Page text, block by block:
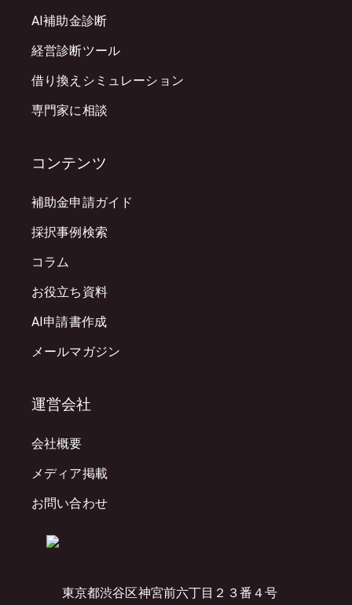
東京都渋谷区神宮前六丁目２３番４号
AI補助金診断
経営診断ツール
借り換えシミュレーション
専門家に相談
コンテンツ
補助金申請ガイド
採択事例検索
コラム
お役立ち資料
AI申請書作成
メールマガジン
運営会社
会社概要
メディア掲載
お問い合わせ